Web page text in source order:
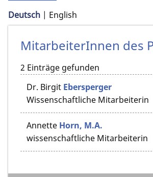
Deutsch English
MitarbeiterInnen des
2 Einträge gefunden
Dr. Birgit Ebersperger
Wissenschaftliche Mitarbeiterin
Annette Horn, M.A.
wissenschaftliche Mitarbeiterin